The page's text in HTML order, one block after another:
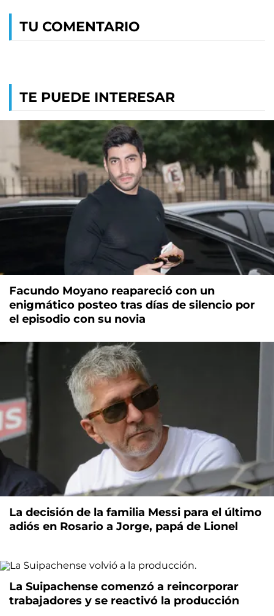
TU COMENTARIO
TE PUEDE INTERESAR
Facundo Moyano reapareció con un
enigmático posteo tras días de silencio por
el episodio con su novia
La decisión de la familia Messi para el último
adiós en Rosario a Jorge, papá de Lionel
La Suipachense comenzó a reincorporar
trabajadores y se reactivó la producción